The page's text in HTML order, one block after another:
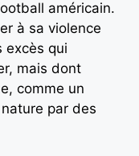
américain.
à sa violence
excès qui
mais dont
comme un
par des